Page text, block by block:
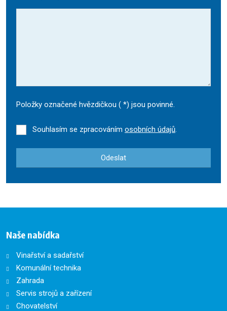
Položky označené hvězdičkou ( *) jsou povinné.
Souhlasím se zpracováním osobních údajů.
Odeslat
se
Naše nabídka
Vinařství a sadařství
Komunální technika
Zahrada
Servis strojů a zařízení
Chovatelství